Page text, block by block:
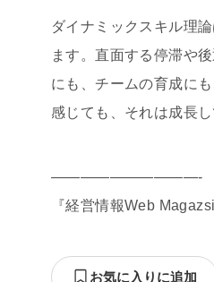
ダイナミックスキル理
ます。直面する停滞や
にも、チームの育成に
感じても、それは成長
——————————-
『経営情報Web
お気に入りに追加